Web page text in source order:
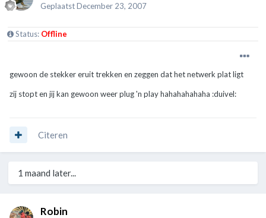
GeplaatstDecember 23, 2007
Status: Offline
gewoon de stekker eruit trekken en zeggen dat het netwerk plat ligt
zij stopt en jij kan gewoon weer plug 'n play hahahahahaha :duivel:
Citeren
1 maand later...
Robin